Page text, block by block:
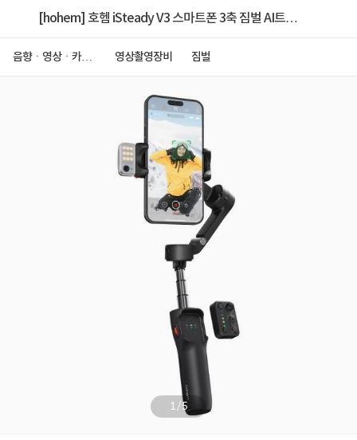
[hohem] 호헴 iSteady V3 스마트폰 3축 짐벌 AI트래
음향ㆍ영상ㆍ카메
영상촬영장비 짐벌
1/5